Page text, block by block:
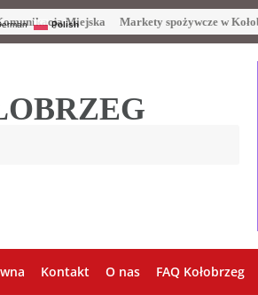
Miejska Markety spożywcze w
Kontakt O nas FAQ Kołobrzeg
Polish